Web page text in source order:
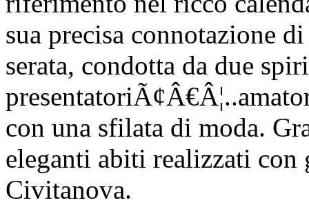
sua precisa connotazione
serata, condotta da due
con una sfilata di moda.
eleganti abiti realizzati
Civitanova.